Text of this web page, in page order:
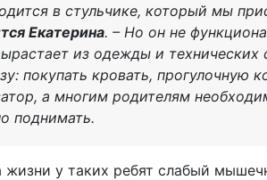
в стульчике, который мы
Екатерина. – Но он не
из одежды и
покупать кровать, прогулочную
а многим родителям
поднимать.
у таких ребят слабый